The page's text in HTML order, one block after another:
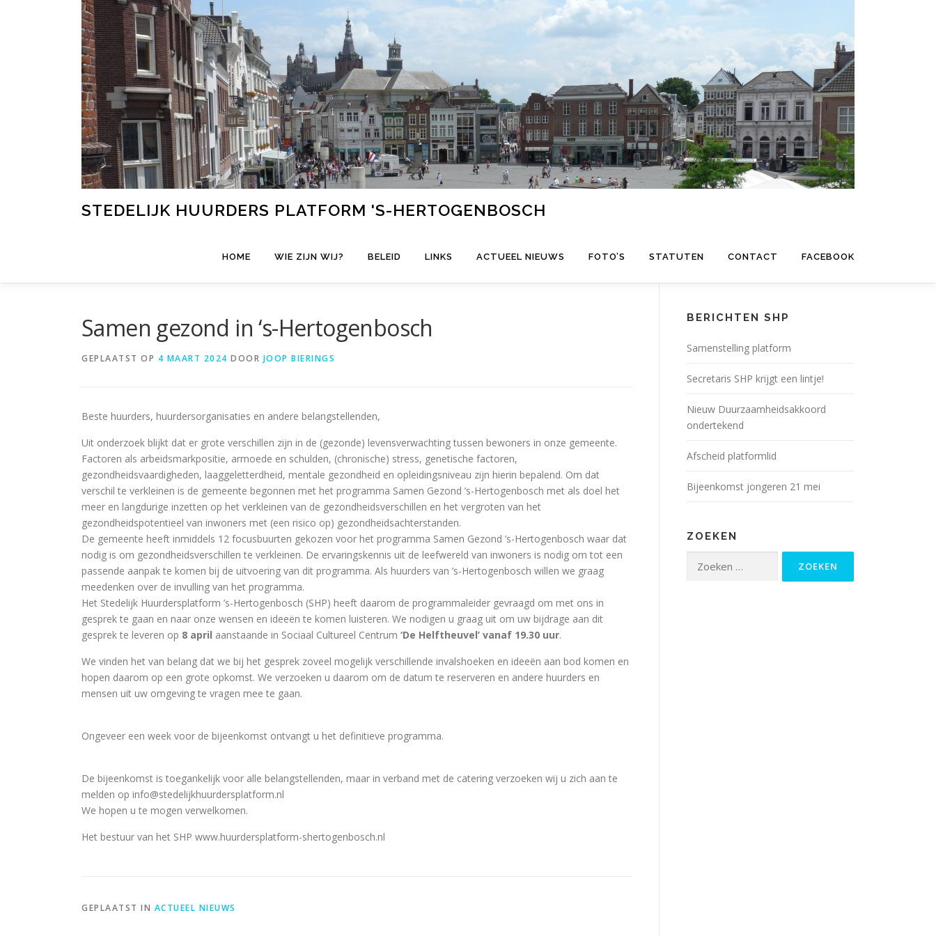
STEDELIJK HUURDERS PLATFORM 'S-HERTOGENBOSCH
HOME WIE ZIJN WIJ? BELEID LINKS ACTUEEL NIEUWS FOTO’S STATUTEN CONTACT FACEBOOK
Samen gezond in ‘s-Hertogenbosch
GEPLAATST OP 4 MAART 2024 DOOR JOOP BIERINGS
Beste huurders, huurdersorganisaties en andere belangstellenden,
Uit onderzoek blijkt dat er grote verschillen zijn in de (gezonde) levensverwachting tussen bewoners in onze gemeente.
Factoren als arbeidsmarkpositie, armoede en schulden, (chronische) stress, genetische factoren,
gezondheidsvaardigheden, laaggeletterdheid, mentale gezondheid en opleidingsniveau zijn hierin bepalend. Om dat
verschil te verkleinen is de gemeente begonnen met het programma Samen Gezond ’s-Hertogenbosch met als doel het
meer en langdurige inzetten op het verkleinen van de gezondheidsverschillen en het vergroten van het
gezondheidspotentieel van inwoners met (een risico op) gezondheidsachterstanden.
De gemeente heeft inmiddels 12 focusbuurten gekozen voor het programma Samen Gezond ’s-Hertogenbosch waar dat
nodig is om gezondheidsverschillen te verkleinen. De ervaringskennis uit de leefwereld van inwoners is nodig om tot een
passende aanpak te komen bij de uitvoering van dit programma. Als huurders van ’s-Hertogenbosch willen we graag
meedenken over de invulling van het programma.
Het Stedelijk Huurdersplatform ’s-Hertogenbosch (SHP) heeft daarom de programmaleider gevraagd om met ons in
gesprek te gaan en naar onze wensen en ideeën te komen luisteren. We nodigen u graag uit om uw bijdrage aan dit
gesprek te leveren op 8 april aanstaande in Sociaal Cultureel Centrum ‘De Helftheuvel’ vanaf 19.30 uur.
We vinden het van belang dat we bij het gesprek zoveel mogelijk verschillende invalshoeken en ideeën aan bod komen en
hopen daarom op een grote opkomst. We verzoeken u daarom om de datum te reserveren en andere huurders en
mensen uit uw omgeving te vragen mee te gaan.
Ongeveer een week voor de bijeenkomst ontvangt u het definitieve programma.
De bijeenkomst is toegankelijk voor alle belangstellenden, maar in verband met de catering verzoeken wij u zich aan te
melden op info@stedelijkhuurdersplatform.nl
We hopen u te mogen verwelkomen.
Het bestuur van het SHP www.huurdersplatform-shertogenbosch.nl
GEPLAATST IN ACTUEEL NIEUWS
BERICHTEN SHP
Samenstelling platform
Secretaris SHP krijgt een lintje!
Nieuw Duurzaamheidsakkoord
ondertekend
Afscheid platformlid
Bijeenkomst jongeren 21 mei
ZOEKEN
naar: